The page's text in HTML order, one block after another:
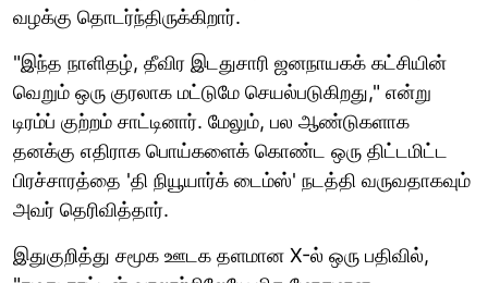
வழக்கு தொடர்ந்திருக்கிறார்.
"இந்த நாளிதழ், தீவிர இடதுசாரி ஜனநாயகக் கட்சியின்
வெறும் ஒரு குரலாக மட்டுமே செயல்படுகிறது," என்று
டிரம்ப் குற்றம் சாட்டினார். மேலும், பல ஆண்டுகளாக
தனக்கு எதிராக பொய்களைக் கொண்ட ஒரு திட்டமிட்ட
பிரச்சாரத்தை 'தி நியூயார்க் டைம்ஸ்' நடத்தி வருவதாகவும்
அவர் தெரிவித்தார்.
இதுகுறித்து சமூக ஊடக தளமான X-ல் ஒரு பதிவில்,